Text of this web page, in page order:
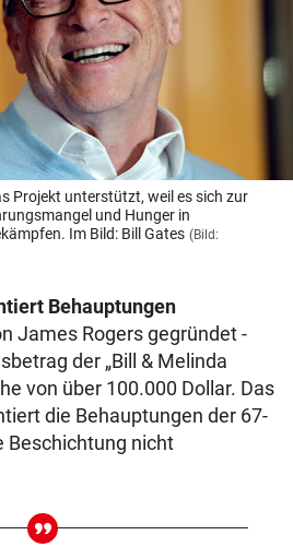
Projekt unterstützt, weil es sich zur
und Hunger in
Im Bild: Bill Gates (Bild:
Behauptungen
James Rogers gegründet -
der „Bill & Melinda
von über 100.000 Dollar. Das
die Behauptungen der 67-
Beschichtung nicht